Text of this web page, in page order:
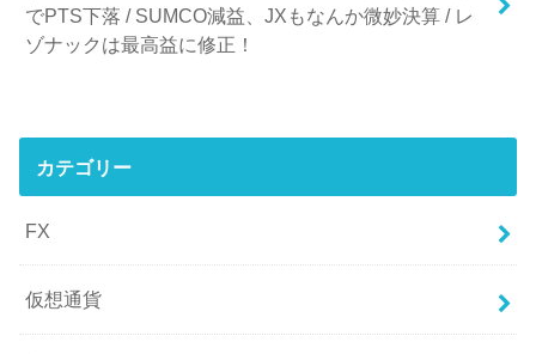
でPTS下落 / SUMCO減益、JXもなんか微妙決算 / レ
ゾナックは最高益に修正！
カテゴリー
FX
仮想通貨